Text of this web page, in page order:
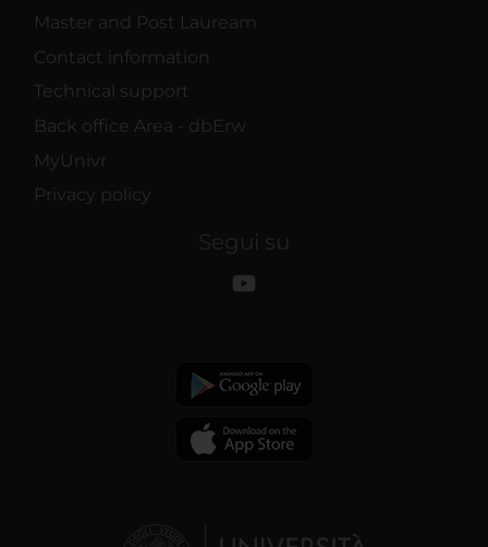
Master and Post Lauream
Contact information
Technical support
Back office Area - dbErw
MyUnivr
Privacy policy
Segui su